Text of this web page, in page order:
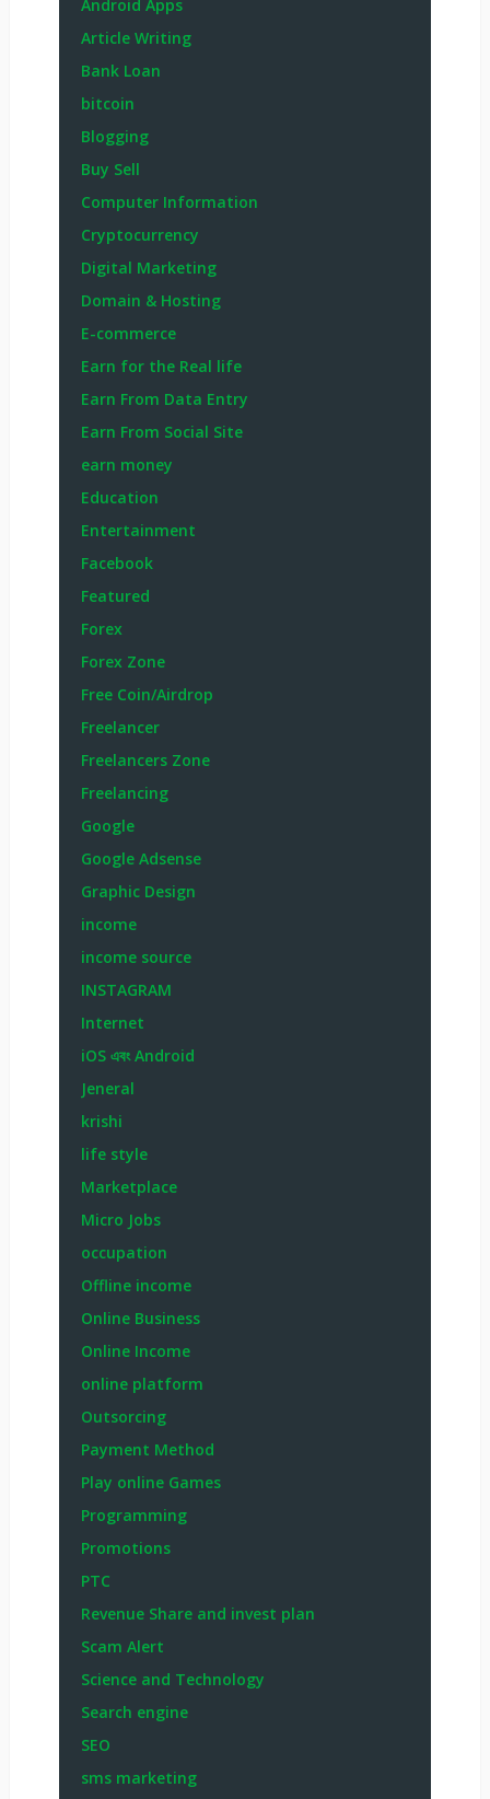
Android Apps
Article Writing
Bank Loan
bitcoin
Blogging
Buy Sell
Computer Information
Cryptocurrency
Digital Marketing
Domain & Hosting
E-commerce
Earn for the Real life
Earn From Data Entry
Earn From Social Site
earn money
Education
Entertainment
Facebook
Featured
Forex
Forex Zone
Free Coin/Airdrop
Freelancer
Freelancers Zone
Freelancing
Google
Google Adsense
Graphic Design
income
income source
INSTAGRAM
Internet
iOS এবং Android
Jeneral
krishi
life style
Marketplace
Micro Jobs
occupation
Offline income
Online Business
Online Income
online platform
Outsorcing
Payment Method
Play online Games
Programming
Promotions
PTC
Revenue Share and invest plan
Scam Alert
Science and Technology
Search engine
SEO
sms marketing